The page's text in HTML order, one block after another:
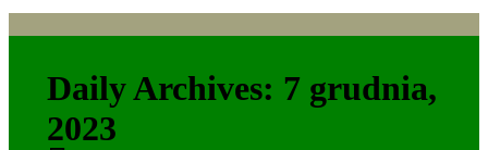
Daily Archives: 7 grudnia,
2023